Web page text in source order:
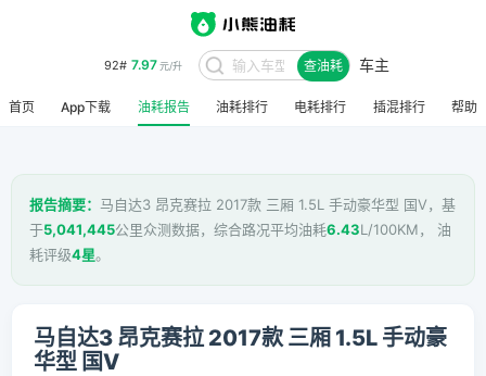
92# 7.97元/升 查油耗 车主
首页 App下载 油耗报告 油耗排行 电耗排行 插混排行 帮助
报告摘要： 马自达3 昂克赛拉 2017款 三厢 1.5L 手动豪华型 国V，基
于5,041,445公里众测数据，综合路况平均油耗6.43L/100KM， 油
耗评级4星。
马自达3 昂克赛拉 2017款 三厢 1.5L 手动豪
华型 国V